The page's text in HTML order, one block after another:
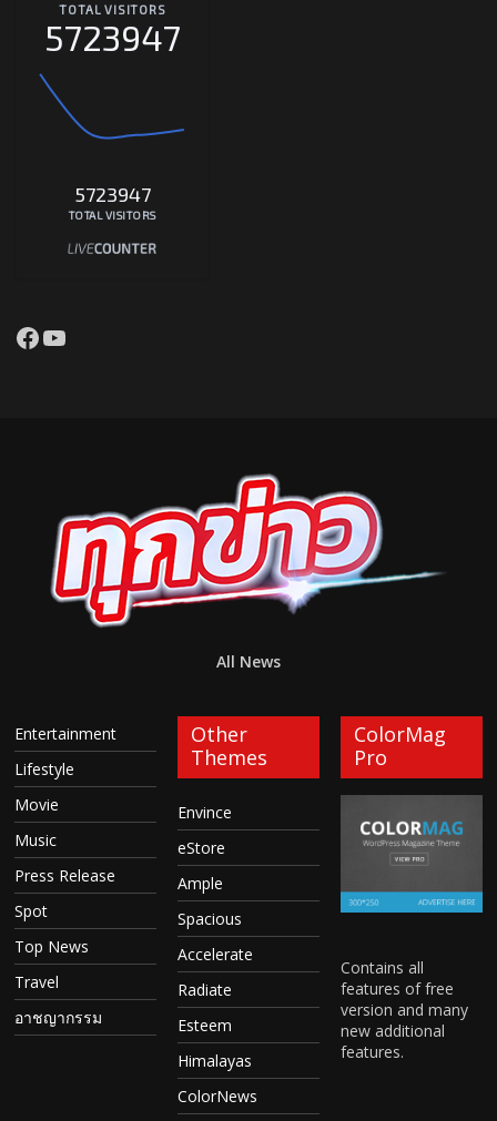
TOTAL VISITORS
5723947
5723947
TOTAL VISITORS
Facebook
YouTube
All News
Entertainment
Lifestyle
Movie
Music
Press Release
Spot
Top News
Travel
อาชญากรรม
Other
Themes
Envince
eStore
Ample
Spacious
Accelerate
Radiate
Esteem
Himalayas
ColorNews
ColorMag
Pro
Contains all
features of free
version and many
new additional
features.